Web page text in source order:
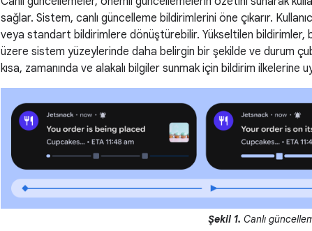
sağlar. Sistem, canlı güncelleme bildirimlerini öne çıkarır.
veya standart bildirimlere dönüştürebilir. Yükseltilen bildirimler,
üzere sistem yüzeylerinde daha belirgin bir şekilde ve durum
kısa, zamanında ve alakalı bilgiler sunmak için bildirim ilkelerine
Şekil 1. Canlı